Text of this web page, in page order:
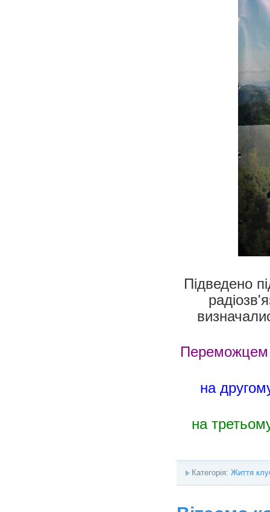
Підведено
Переможцем
на
на
Категорія: Життя